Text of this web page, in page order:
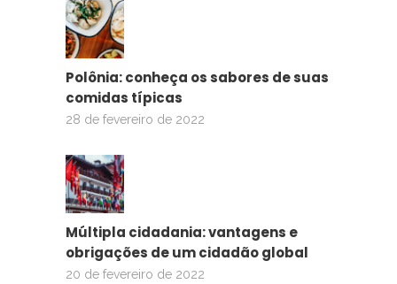
Polônia: conheça os sabores de suas
comidas típicas
28 de fevereiro de 2022
Múltipla cidadania: vantagens e
obrigações de um cidadão global
20 de fevereiro de 2022